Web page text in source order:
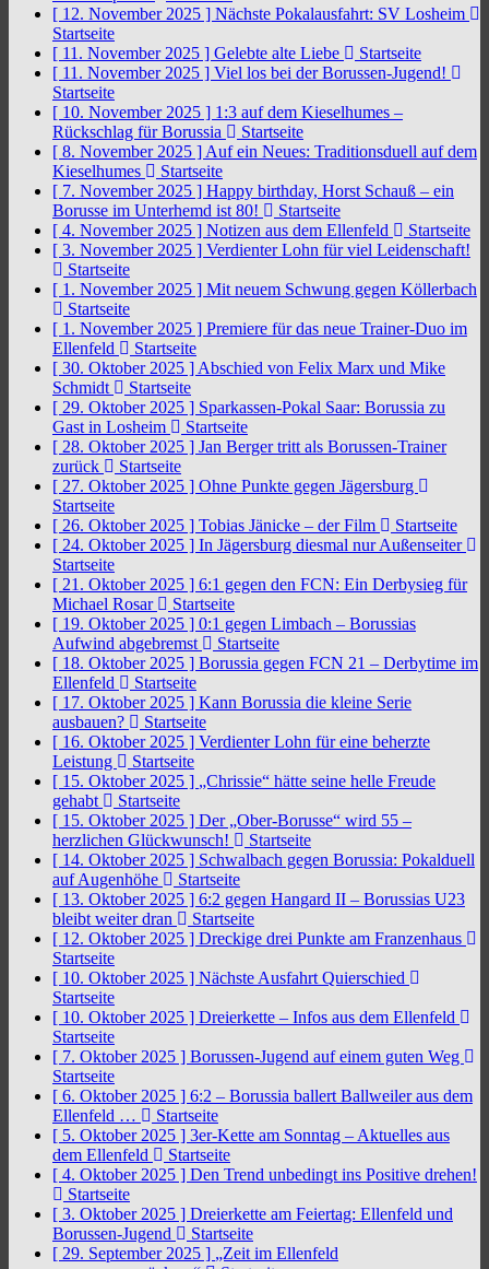
[ 12. November 2025 ] Nächste Pokalausfahrt: SV Losheim
Startseite
[ 11. November 2025 ] Gelebte alte Liebe
Startseite
[ 11. November 2025 ] Viel los bei der Borussen-Jugend!
Startseite
[ 10. November 2025 ] 1:3 auf dem Kieselhumes –
Rückschlag für Borussia
Startseite
[ 8. November 2025 ] Auf ein Neues: Traditionsduell auf dem
Kieselhumes
Startseite
[ 7. November 2025 ] Happy birthday, Horst Schauß – ein
Borusse im Unterhemd ist 80!
Startseite
[ 4. November 2025 ] Notizen aus dem Ellenfeld
Startseite
[ 3. November 2025 ] Verdienter Lohn für viel Leidenschaft!
Startseite
[ 1. November 2025 ] Mit neuem Schwung gegen Köllerbach
Startseite
[ 1. November 2025 ] Premiere für das neue Trainer-Duo im
Ellenfeld
Startseite
[ 30. Oktober 2025 ] Abschied von Felix Marx und Mike
Schmidt
Startseite
[ 29. Oktober 2025 ] Sparkassen-Pokal Saar: Borussia zu
Gast in Losheim
Startseite
[ 28. Oktober 2025 ] Jan Berger tritt als Borussen-Trainer
zurück
Startseite
[ 27. Oktober 2025 ] Ohne Punkte gegen Jägersburg
Startseite
[ 26. Oktober 2025 ] Tobias Jänicke – der Film
Startseite
[ 24. Oktober 2025 ] In Jägersburg diesmal nur Außenseiter
Startseite
[ 21. Oktober 2025 ] 6:1 gegen den FCN: Ein Derbysieg für
Michael Rosar
Startseite
[ 19. Oktober 2025 ] 0:1 gegen Limbach – Borussias
Aufwind abgebremst
Startseite
[ 18. Oktober 2025 ] Borussia gegen FCN 21 – Derbytime im
Ellenfeld
Startseite
[ 17. Oktober 2025 ] Kann Borussia die kleine Serie
ausbauen?
Startseite
[ 16. Oktober 2025 ] Verdienter Lohn für eine beherzte
Leistung
Startseite
[ 15. Oktober 2025 ] „Chrissie“ hätte seine helle Freude
gehabt
Startseite
[ 15. Oktober 2025 ] Der „Ober-Borusse“ wird 55 –
herzlichen Glückwunsch!
Startseite
[ 14. Oktober 2025 ] Schwalbach gegen Borussia: Pokalduell
auf Augenhöhe
Startseite
[ 13. Oktober 2025 ] 6:2 gegen Hangard II – Borussias U23
bleibt weiter dran
Startseite
[ 12. Oktober 2025 ] Dreckige drei Punkte am Franzenhaus
Startseite
[ 10. Oktober 2025 ] Nächste Ausfahrt Quierschied
Startseite
[ 10. Oktober 2025 ] Dreierkette – Infos aus dem Ellenfeld
Startseite
[ 7. Oktober 2025 ] Borussen-Jugend auf einem guten Weg
Startseite
[ 6. Oktober 2025 ] 6:2 – Borussia ballert Ballweiler aus dem
Ellenfeld …
Startseite
[ 5. Oktober 2025 ] 3er-Kette am Sonntag – Aktuelles aus
dem Ellenfeld
Startseite
[ 4. Oktober 2025 ] Den Trend unbedingt ins Positive drehen!
Startseite
[ 3. Oktober 2025 ] Dreierkette am Feiertag: Ellenfeld und
Borussen-Jugend
Startseite
[ 29. September 2025 ] „Zeit im Ellenfeld